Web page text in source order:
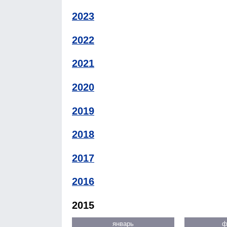
2023
2022
2021
2020
2019
2018
2017
2016
2015
январь